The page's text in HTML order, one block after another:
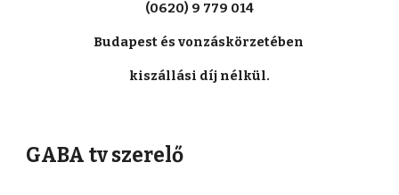
(0620) 9 779 014
Budapest és vonzáskörzetében
kiszállási díj nélkül.
GABA tv szerelő